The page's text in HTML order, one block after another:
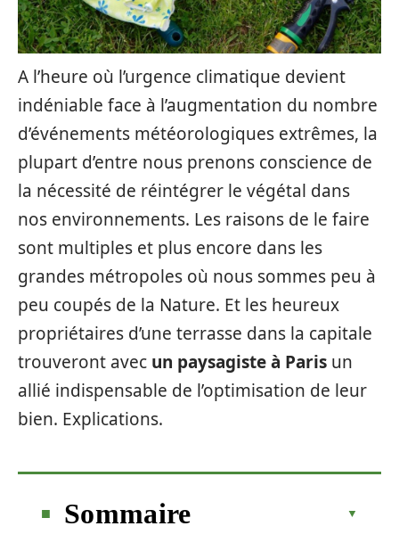
A l’heure où l’urgence climatique devient
indéniable face à l’augmentation du nombre
d’événements météorologiques extrêmes, la
plupart d’entre nous prenons conscience de
la nécessité de réintégrer le végétal dans
nos environnements. Les raisons de le faire
sont multiples et plus encore dans les
grandes métropoles où nous sommes peu à
peu coupés de la Nature. Et les heureux
propriétaires d’une terrasse dans la capitale
trouveront avec un paysagiste à Paris un
allié indispensable de l’optimisation de leur
bien. Explications.
Sommaire